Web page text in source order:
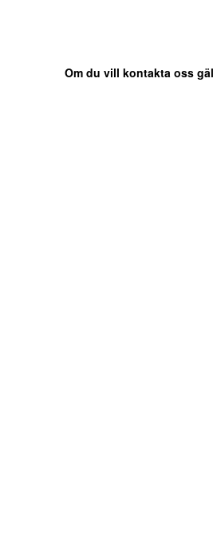
Om du vill kontakta oss